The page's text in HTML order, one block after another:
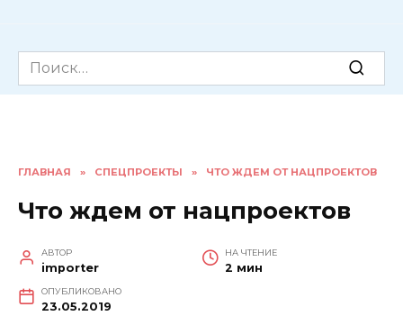
Search
for:
ГЛАВНАЯ » СПЕЦПРОЕКТЫ » ЧТО ЖДЕМ ОТ НАЦПРОЕКТОВ
Что ждем от нацпроектов
АВТОР
importer
НА ЧТЕНИЕ
2 мин
ОПУБЛИКОВАНО
23.05.2019